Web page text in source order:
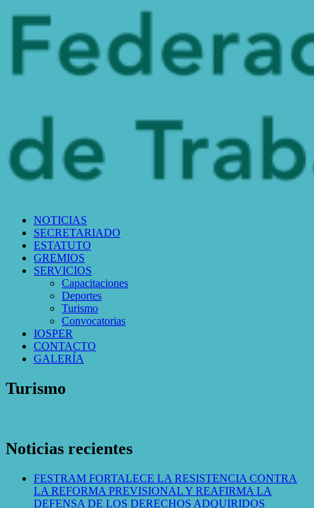
NOTICIAS
SECRETARIADO
ESTATUTO
GREMIOS
SERVICIOS
Capacitaciones
Deportes
Turismo
Convocatorias
IOSPER
CONTACTO
GALERÍA
Turismo
Noticias recientes
FESTRAM FORTALECE LA RESISTENCIA CONTRA
LA REFORMA PREVISIONAL Y REAFIRMA LA
DEFENSA DE LOS DERECHOS ADQUIRIDOS